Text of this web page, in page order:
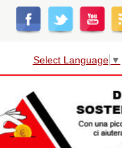
Select Language ▼